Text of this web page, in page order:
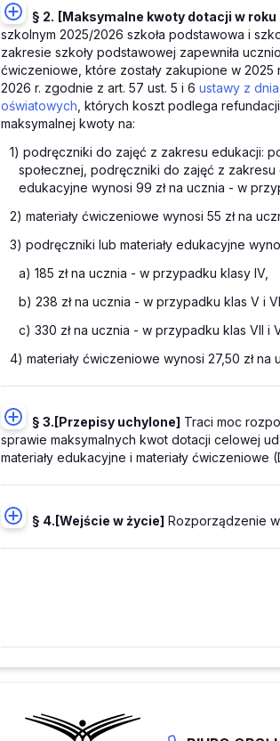
§ 2. [Maksymalne kwoty dotacji w
szkolnym 2025/2026 szkoła podstawowa i
zakresie szkoły podstawowej zapewniła
ćwiczeniowe, które zostały zakupione w 2025
2026 r. zgodnie z art. 57 ust. 5 i 6 ustawy z
oświatowych , których koszt podlega
maksymalnej kwoty na:
1) podręczniki do zajęć z zakresu edukacji:
społecznej, podręczniki do zajęć z
edukacyjne wynosi 99 zł na ucznia - w
2) materiały ćwiczeniowe wynosi 55 zł na
3) podręczniki lub materiały edukacyjne
a) 185 zł na ucznia - w przypadku klasy IV,
b) 238 zł na ucznia - w przypadku klas V i VI,
c) 330 zł na ucznia - w przypadku klas VII i
4) materiały ćwiczeniowe wynosi 27,50 zł na
§ 3. [Przepisy uchylone] Traci moc
sprawie maksymalnych kwot dotacji celowej
materiały edukacyjne i materiały ćwiczeniowe
§ 4. [Wejście w życie] Rozporządzenie